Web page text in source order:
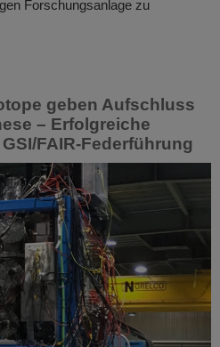
Forschungsanlage zu
geben Aufschluss
– Erfolgreiche
FAIR-Federführung